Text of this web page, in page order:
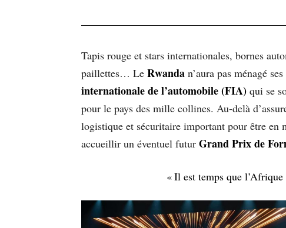
Tapis rouge et stars internationales, bornes
paillettes… Le Rwanda n’aura pas ménagé
internationale de l’automobile (FIA) qui se
pour le pays des mille collines. Au-delà
logistique et sécuritaire important pour être en
accueillir un éventuel futur Grand Prix de
« Il est temps que